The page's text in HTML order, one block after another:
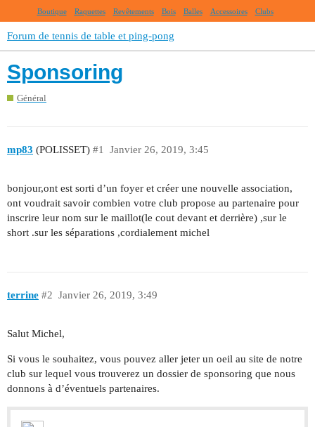
Boutique Raquettes Revêtements Bois Balles Accessoires Clubs
Forum de tennis de table et ping-pong
Sponsoring
Général
mp83 (POLISSET) Janvier 26, 2019, 3:45
#1
bonjour,ont est sorti d’un foyer et créer une nouvelle association,
ont voudrait savoir combien votre club propose au partenaire pour
inscrire leur nom sur le maillot(le cout devant et derrière) ,sur le
short .sur les séparations ,cordialement michel
terrine Janvier 26, 2019, 3:49
#2
Salut Michel,
Si vous le souhaitez, vous pouvez aller jeter un oeil au site de notre
club sur lequel vous trouverez un dossier de sponsoring que nous
donnons à d’éventuels partenaires.